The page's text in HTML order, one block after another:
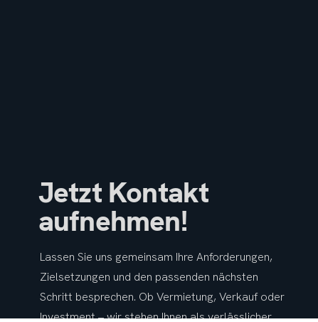
Jetzt Kontakt
aufnehmen!
Lassen Sie uns gemeinsam Ihre Anforderungen,
Zielsetzungen und den passenden nächsten
Schritt besprechen. Ob Vermietung, Verkauf oder
Investment – wir stehen Ihnen als verlässlicher